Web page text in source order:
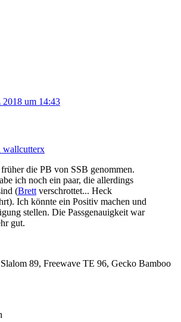
2018 um 14:43
wallcutterx
die PB von SSB genommen.
ich noch ein paar, die allerdings
(Brett verschrottet... Heck
Ich könnte ein Positiv machen und
stellen. Die Passgenauigkeit war
gut.
89, Freewave TE 96, Gecko Bamboo